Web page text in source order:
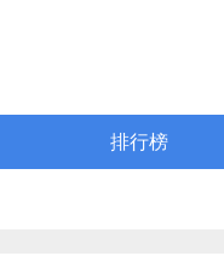
排行榜